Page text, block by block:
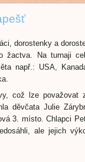
dorostenky a
žactva. Na turnaji
např.: USA,
což lze považovat
děvčata Julie
3. místo. Chlapci
ale jejich